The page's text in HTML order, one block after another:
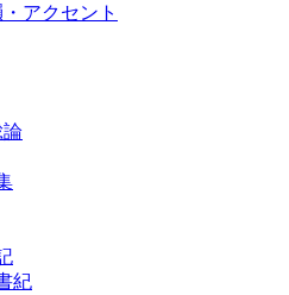
アクセント
論
紀